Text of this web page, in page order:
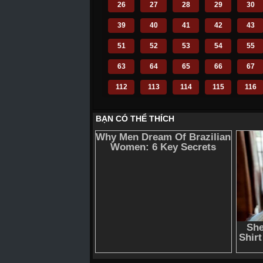
26 27 28 29 30
39 40 41 42 43
51 52 53 54 55
63 64 65 66 67
112 113 114 115 116
148 149 150 151 152
164
176
188
200
210 211 212 214 215